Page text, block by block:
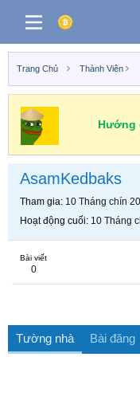
Trang Chủ Thành Viên
Hướng
AsamKedbaks
Tham gia 10 Tháng chín
Hoạt động cuối 10 Tháng
Bài viết
0
Tường nhà Bài đăng